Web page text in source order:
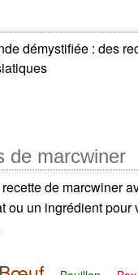
démystifiée : des
de marcwiner
de marcwiner
ou un ingrédient pour